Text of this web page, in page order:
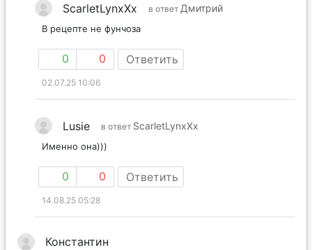
ScarletLynxXx в ответ Дмитрий
В рецепте не фунчоза
0 0 Ответить
02.07.25 10:06
Lusie в ответ ScarletLynxXx
Именно она)))
0 0 Ответить
14.08.25 05:28
Константин